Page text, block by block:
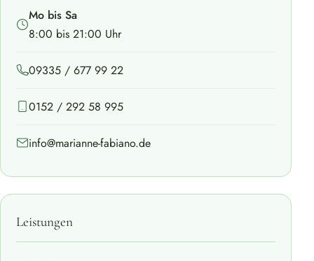
Mo bis Sa
8:00 bis 21:00 Uhr
09335 / 677 99 22
0152 / 292 58 995
info@marianne-fabiano.de
Leistungen